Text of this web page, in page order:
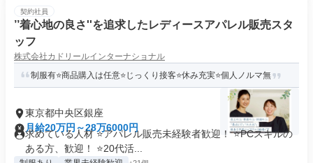
契約社員
’’着心地の良さ''を追求したレディースアパレル販売スタ
ッフ
株式会社カドリールインターナショナル
制服有⭐商品購入は任意⭐じっくり接客⭐休み充実⭐個人ノルマ無
東京都中央区銀座
月給20万円～28万6000円
求めている人材 ⭐アパレル販売未経験者歓迎！ ⭐PCスキルの
ある方、歓迎！ ⭐20代活...